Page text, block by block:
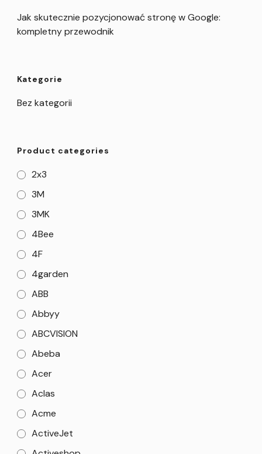
Jak skutecznie pozycjonować stronę w Google:
kompletny przewodnik
Kategorie
Bez kategorii
Product categories
2x3
3M
3MK
4Bee
4F
4garden
ABB
Abbyy
ABCVISION
Abeba
Acer
Aclas
Acme
ActiveJet